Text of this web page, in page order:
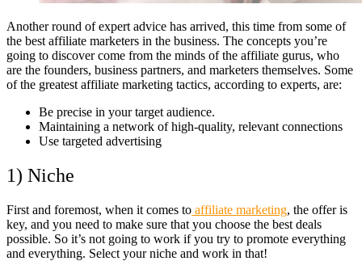
Another round of expert advice has arrived, this time from some of
the best affiliate marketers in the business. The concepts you’re
going to discover come from the minds of the affiliate gurus, who
are the founders, business partners, and marketers themselves. Some
of the greatest affiliate marketing tactics, according to experts, are:
Be precise in your target audience.
Maintaining a network of high-quality, relevant connections
Use targeted advertising
1) Niche
First and foremost, when it comes to affiliate marketing, the offer is
key, and you need to make sure that you choose the best deals
possible. So it’s not going to work if you try to promote everything
and everything. Select your niche and work in that!